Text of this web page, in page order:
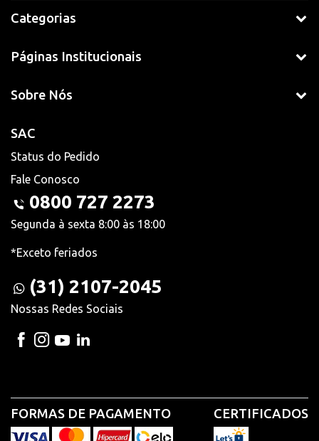
Categorias
Páginas Institucionais
Sobre Nós
SAC
Status do Pedido
Fale Conosco
0800 727 2273
Segunda à sexta 8:00 às 18:00
*Exceto feriados
(31) 2107-2045
Nossas Redes Sociais
FORMAS DE PAGAMENTO CERTIFICADOS